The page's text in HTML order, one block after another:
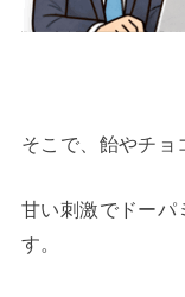
そこで、飴やチ
甘い刺激でドーパ
す。